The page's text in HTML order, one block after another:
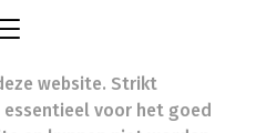
- Ondernemingsnummer
website. Strikt
voor het goed